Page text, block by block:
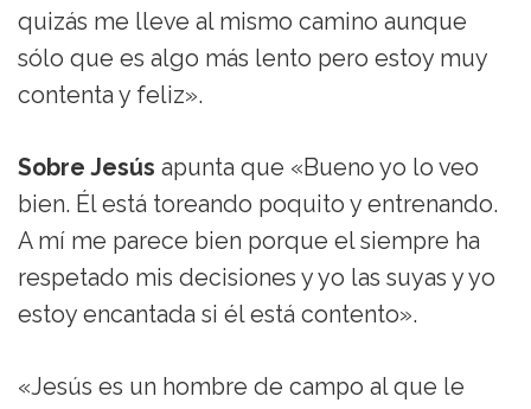
quizás me lleve al mismo camino aunque
sólo que es algo más lento pero estoy muy
contenta y feliz».
Sobre Jesús apunta que «Bueno yo lo veo
bien. Él está toreando poquito y entrenando.
A mí me parece bien porque el siempre ha
respetado mis decisiones y yo las suyas y yo
estoy encantada si él está contento».
«Jesús es un hombre de campo al que le